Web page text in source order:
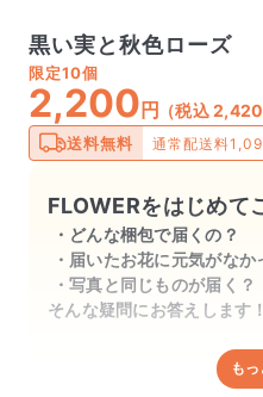
黒い実と秋色ローズ
限定10個
2,200 円 （税込 2,420
送料無料 通常配送料
FLOWERをはじめて
どんな梱包で届くの？
届いたお花に元気がなか
写真と同じものが届く？
そんな疑問にお答えします！
どんな梱包で届くの？
も